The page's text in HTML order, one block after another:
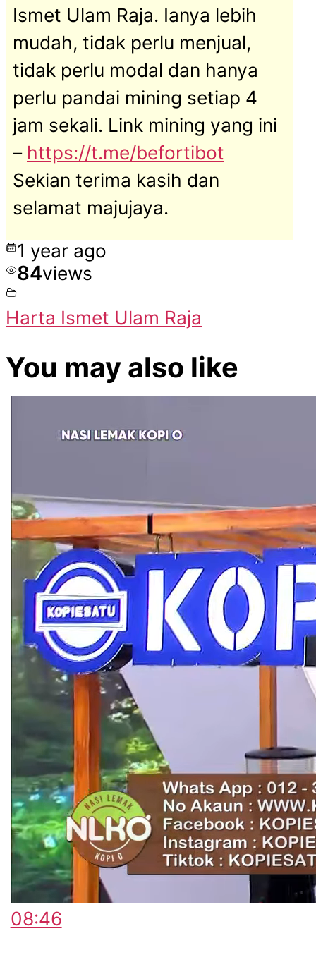
Ismet Ulam Raja. Ianya lebih
mudah, tidak perlu menjual,
tidak perlu modal dan hanya
perlu pandai mining setiap 4
jam sekali. Link mining yang ini
– https://t.me/befortibot
Sekian terima kasih dan
selamat majujaya.
1 year ago
84views
Harta Ismet Ulam Raja
You may also like
08:46